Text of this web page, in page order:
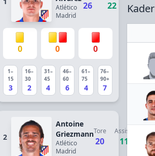
Atlético
Madrid
26 22
0 0 0
1–
15
3
16–
30
2
31–
45
4
46–
60
6
61–
75
4
76–
90+
7
2
Antoine
Griezmann
Atlético
Madrid
Tore
20
Assists
11
Kader